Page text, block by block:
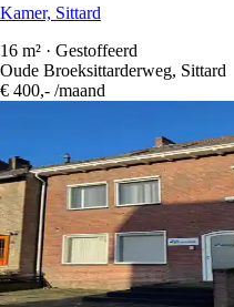
Oude Broeksittarderweg, Sittard
€ 400,-
/maand